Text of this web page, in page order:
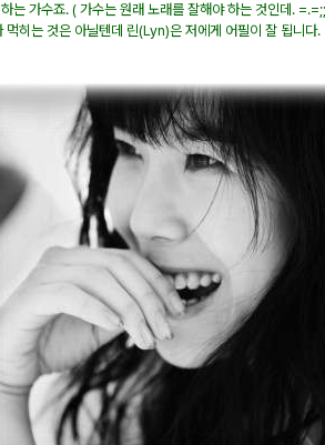
는 가수죠. ( 가수는 원래 노래를 잘해야 하는 것인데.
먹히는 것은 아닐텐데 린(Lyn)은 저에게 어필이 잘 됩니다.